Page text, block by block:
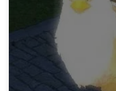
Dジャー